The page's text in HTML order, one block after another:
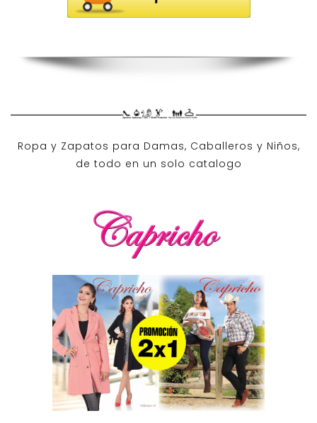
Ropa y Zapatos para Damas, Caballeros y Niños,
de todo en un solo catalogo